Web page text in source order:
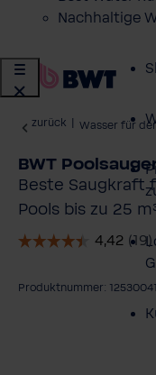
Nachhaltige
zurück Wasser für
BWT
Beste Saugkraft
Pools bis zu 25
Produktnummer: